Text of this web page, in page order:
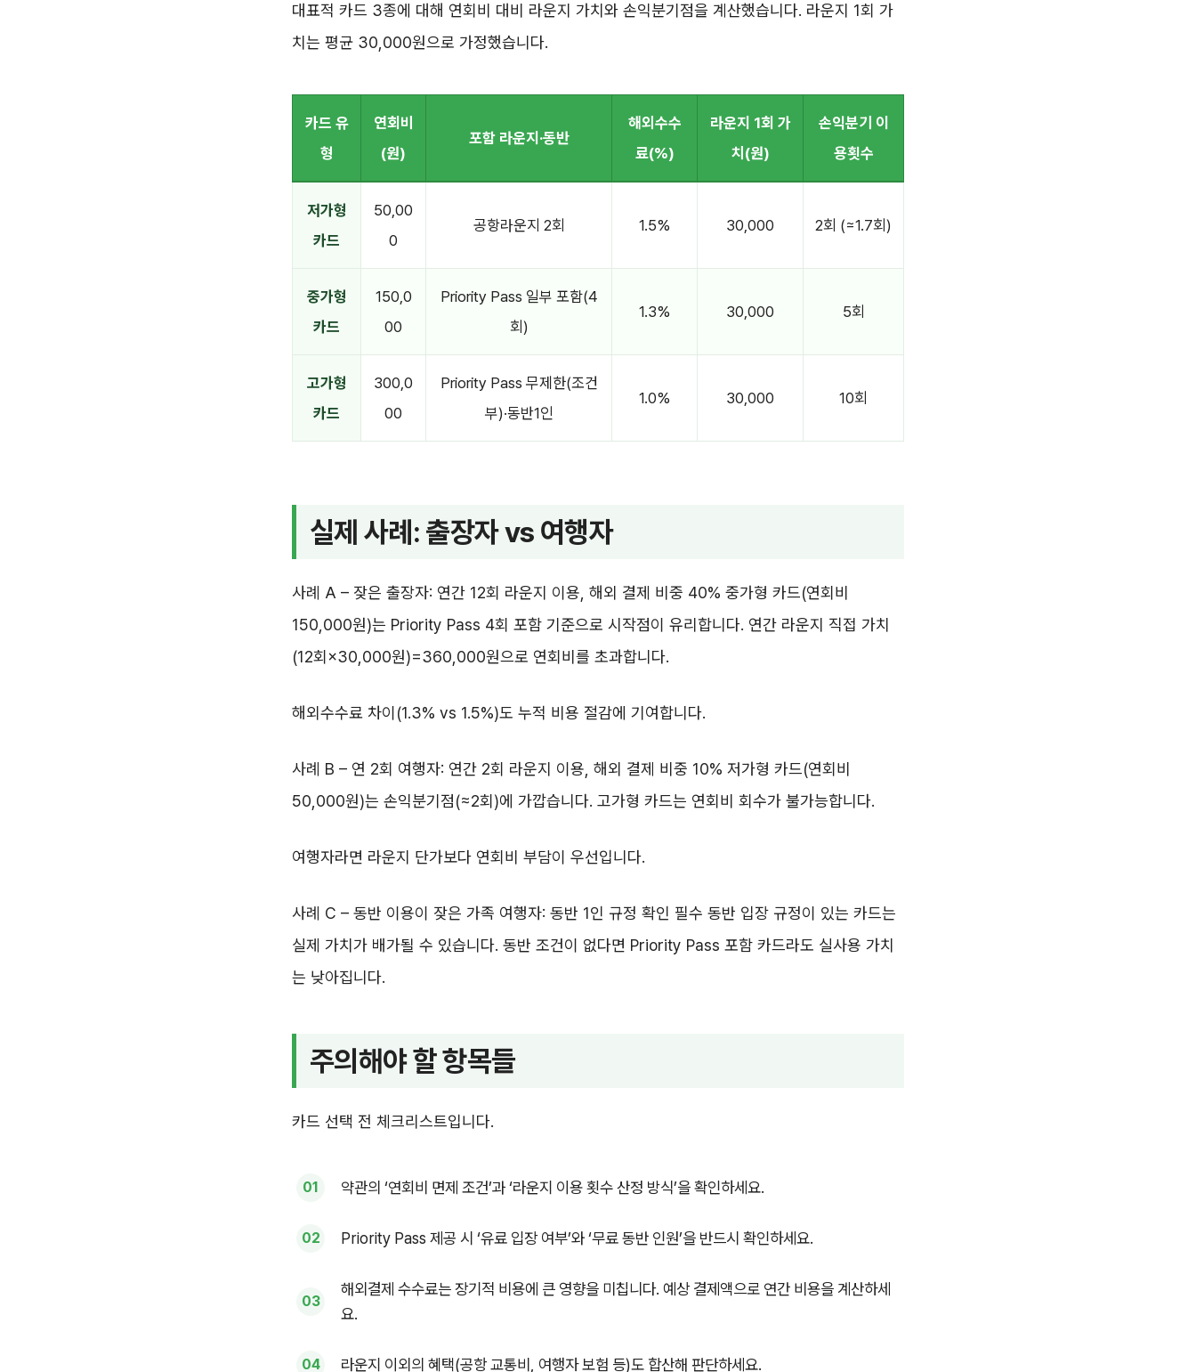
대표적 카드 3종에 대해 연회비 대비 라운지 가치와 손익분기점을 계산했습니다. 라운지 1회 가
치는 평균 30,000원으로 가정했습니다.
카드 유
형
연회비
(원)
포함 라운지·동반
해외수수
료(%)
라운지 1회 가
치(원)
손익분기 이
용횟수
저가형
카드
50,00
0
공항라운지 2회 1.5% 30,000 2회 (≈1.7회)
중가형
카드
150,0
00
Priority Pass 일부 포함(4
회)
1.3% 30,000 5회
고가형
카드
300,0
00
Priority Pass 무제한(조건
부)·동반1인
1.0% 30,000 10회
실제 사례: 출장자 vs 여행자
사례 A – 잦은 출장자: 연간 12회 라운지 이용, 해외 결제 비중 40% 중가형 카드(연회비
150,000원)는 Priority Pass 4회 포함 기준으로 시작점이 유리합니다. 연간 라운지 직접 가치
(12회×30,000원)=360,000원으로 연회비를 초과합니다.
해외수수료 차이(1.3% vs 1.5%)도 누적 비용 절감에 기여합니다.
사례 B – 연 2회 여행자: 연간 2회 라운지 이용, 해외 결제 비중 10% 저가형 카드(연회비
50,000원)는 손익분기점(≈2회)에 가깝습니다. 고가형 카드는 연회비 회수가 불가능합니다.
여행자라면 라운지 단가보다 연회비 부담이 우선입니다.
사례 C – 동반 이용이 잦은 가족 여행자: 동반 1인 규정 확인 필수 동반 입장 규정이 있는 카드는
실제 가치가 배가될 수 있습니다. 동반 조건이 없다면 Priority Pass 포함 카드라도 실사용 가치
는 낮아집니다.
주의해야 할 항목들
카드 선택 전 체크리스트입니다.
약관의 ‘연회비 면제 조건’과 ‘라운지 이용 횟수 산정 방식’을 확인하세요.
Priority Pass 제공 시 ‘유료 입장 여부’와 ‘무료 동반 인원’을 반드시 확인하세요.
해외결제 수수료는 장기적 비용에 큰 영향을 미칩니다. 예상 결제액으로 연간 비용을 계산하세
요.
라운지 이외의 혜택(공항 교통비, 여행자 보험 등)도 합산해 판단하세요.